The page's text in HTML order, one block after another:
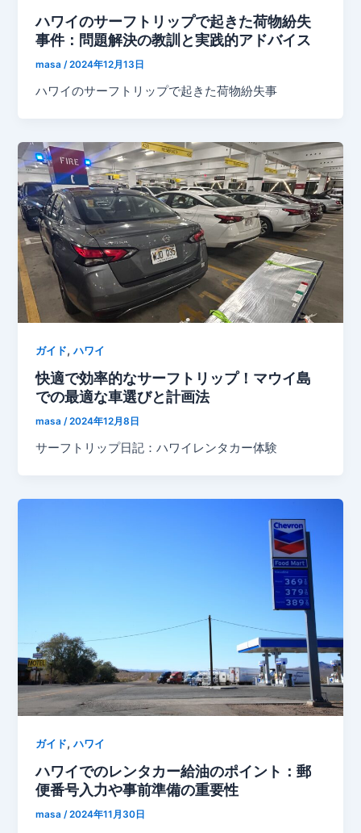
ハワイのサーフトリップで起きた荷物紛失
事件：問題解決の教訓と実践的アドバイス
masa/2024年12月13日
ハワイのサーフトリップで起きた荷物紛失事
ガイド,ハワイ
快適で効率的なサーフトリップ！マウイ島
での最適な車選びと計画法
masa/2024年12月8日
サーフトリップ日記：ハワイレンタカー体験
ガイド,ハワイ
ハワイでのレンタカー給油のポイント：郵
便番号入力や事前準備の重要性
masa/2024年11月30日